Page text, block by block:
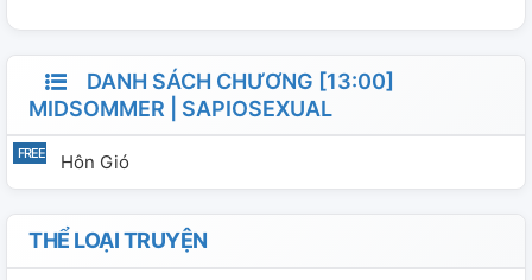
DANH SÁCH CHƯƠNG [13:00]
MIDSOMMER | SAPIOSEXUAL
Hôn Gió
THỂ LOẠI TRUYỆN